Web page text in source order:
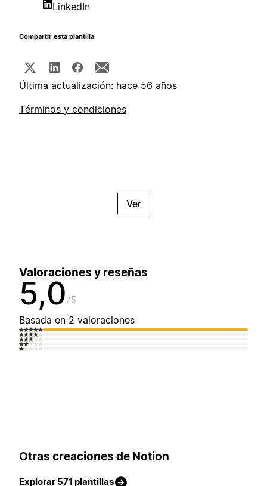
LinkedIn
Compartir esta plantilla
Última actualización: hace 56 años
Términos y condiciones
Ver
Valoraciones y reseñas
5,0 5
Basada en 2 valoraciones
Otras creaciones de Notion
Explorar 571 plantillas